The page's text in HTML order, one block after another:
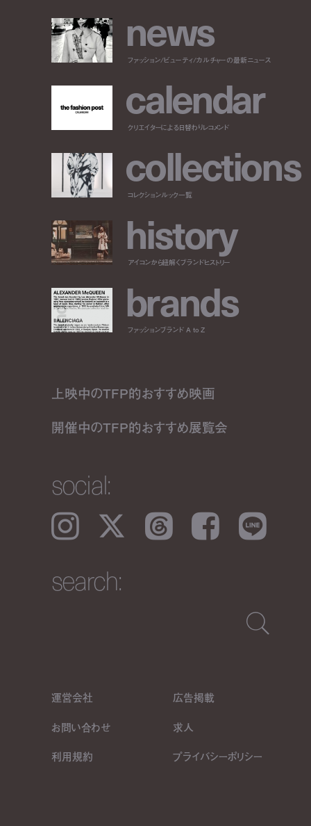
news
ファッション/ビューティ/カルチャーの最新ニュース
calendar
クリエイターによる日替わりレコメンド
collections
コレクションルック一覧
history
アイコンから紐解くブランドヒストリー
brands
ファッションブランド A to Z
上映中のTFP的おすすめ映画
開催中のTFP的おすすめ展覧会
social:
Instagram 𝕏 Threads Facebook LINE
search:
運営会社
広告掲載
お問い合わせ
求人
利用規約
プライバシーポリシー